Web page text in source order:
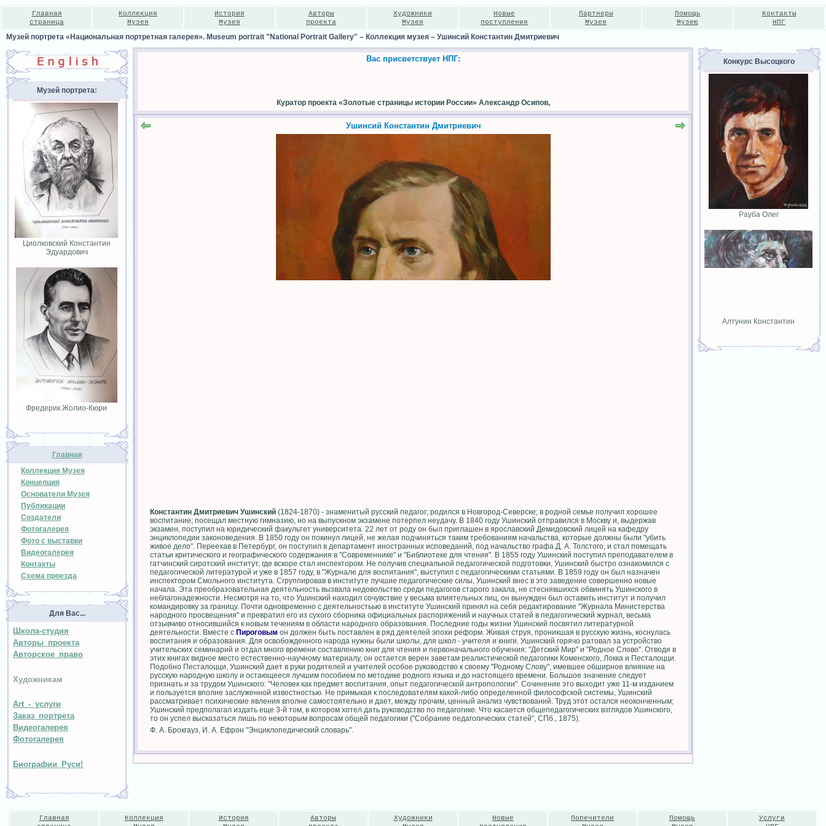
Главная
страница
Коллекция
Музея
История
Музея
Авторы
проекта
Художники
Музея
Новые
поступления
Партнеры
Музея
Помощь
Музею
Контакты
НПГ
Музей портрета «Национальная портретная галерея». Museum portrait "National Portrait Gallery" – Коллекция музея – Ушинсий Константин Дмитриевич
Музей портрета:
Циолковский Константин
Эдуардович
Фредерик Жолио-Кюри
Главная
Коллекция Музея
Концепция
Основатели Музея
Публикации
Создатели
Фотогалерея
Фото с выставки
Видеогалерея
Контакты
Схема проезда
Для Вас...
Школа-студия
Авторы проекта
Авторское право
Художникам
Art - услуги
Заказ портрета
Видеогалерея
Фотогалерея
Биографии Руси!
Вас присветствует НПГ:
Куратор проекта «Золотые страницы истории России» Александр Осипов,
Ушинсий Константин Дмитриевич
Константин Дмитриевич Ушинский (1824-1870) - знаменитый русский педагог; родился в Новгород-Северске; в родной семье получил хорошее
воспитание; посещал местную гимназию, но на выпускном экзамене потерпел неудачу. В 1840 году Ушинский отправился в Москву и, выдержав
экзамен, поступил на юридический факультет университета. 22 лет от роду он был приглашен в ярославский Демидовский лицей на кафедру
энциклопедии законоведения. В 1850 году он покинул лицей, не желая подчиняться таким требованиям начальства, которые должны были "убить
живое дело". Переехав в Петербург, он поступил в департамент иностранных исповеданий, под начальство графа Д. А. Толстого, и стал помещать
статьи критического и географического содержания в "Современнике" и "Библиотеке для чтения". В 1855 году Ушинский поступил преподавателем в
гатчинский сиротский институт, где вскоре стал инспектором. Не получив специальной педагогической подготовки, Ушинский быстро ознакомился с
педагогической литературой и уже в 1857 году, в "Журнале для воспитания", выступил с педагогическими статьями. В 1859 году он был назначен
инспектором Смольного института. Сгруппировав в институте лучшие педагогические силы, Ушинский внес в это заведение совершенно новые
начала. Эта преобразовательная деятельность вызвала недовольство среди педагогов старого закала, не стеснявшихся обвинять Ушинского в
неблагонадежности. Несмотря на то, что Ушинский находил сочувствие у весьма влиятельных лиц, он вынужден был оставить институт и получил
командировку за границу. Почти одновременно с деятельностьью в институте Ушинский принял на себя редактирование "Журнала Министерства
народного просвещения" и превратил его из сухого сборника официальных распоряжений и научных статей в педагогический журнал, весьма
отзывчиво относившийся к новым течениям в области народного образования. Последние годы жизни Ушинский посвятил литературной
деятельности. Вместе с Пироговым он должен быть поставлен в ряд деятелей эпохи реформ. Живая струя, проникшая в русскую жизнь, коснулась
воспитания и образования. Для освобожденного народа нужны были школы, для школ - учителя и книги. Ушинский горячо ратовал за устройство
учительских семинарий и отдал много времени составлению книг для чтения и первоначального обучения: "Детский Мир" и "Родное Слово". Отводя в
этих книгах видное место естественно-научному материалу, он остается верен заветам реалистической педагогики Коменского, Локка и Песталоцци.
Подобно Песталоцци, Ушинский дает в руки родителей и учителей особое руководство к своему "Родному Слову", имевшее обширное влияние на
русскую народную школу и остающееся лучшим пособием по методике родного языка и до настоящего времени. Большое значение следует
признать и за трудом Ушинского: "Человек как предмет воспитания, опыт педагогической антропологии". Сочинение это выходит уже 11-м изданием
и пользуется вполне заслуженной известностью. Не примыкая к последователям какой-либо определенной философской системы, Ушинский
рассматривает психические явления вполне самостоятельно и дает, между прочим, ценный анализ чувствований. Труд этот остался неоконченным;
Ушинский предполагал издать еще 3-й том, в котором хотел дать руководство по педагогике. Что касается общепедагогических взглядов Ушинского,
то он успел высказаться лишь по некоторым вопросам общей педагогики ("Собрание педагогических статей", СПб., 1875).
Ф. А. Брокгауз, И. А. Ефрон "Энциклопедический словарь".
Конкурс Высоцкого
Рауба Олег
Алтунин Константин
Главная
Коллекция
История
Авторы
Художники
Новые
Попечители
Помощь
Услуги